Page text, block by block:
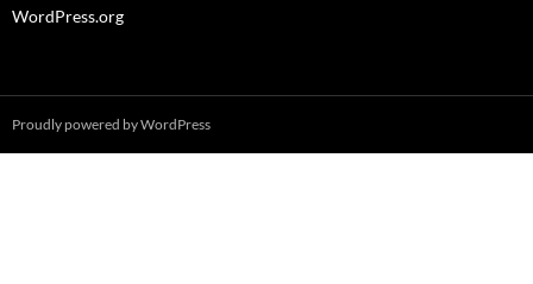
WordPress.org
Proudly powered by WordPress